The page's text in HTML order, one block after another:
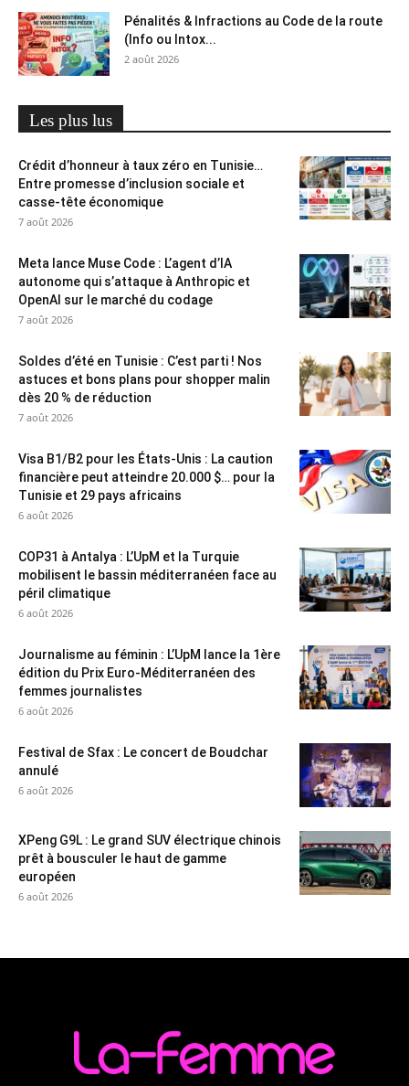
Pénalités & Infractions au Code de la route
(Info ou Intox...
2 août 2026
Les plus lus
Crédit d’honneur à taux zéro en Tunisie…
Entre promesse d’inclusion sociale et
casse-tête économique
7 août 2026
Meta lance Muse Code : L’agent d’IA
autonome qui s’attaque à Anthropic et
OpenAI sur le marché du codage
7 août 2026
Soldes d’été en Tunisie : C’est parti ! Nos
astuces et bons plans pour shopper malin
dès 20 % de réduction
7 août 2026
Visa B1/B2 pour les États-Unis : La caution
financière peut atteindre 20.000 $… pour la
Tunisie et 29 pays africains
6 août 2026
COP31 à Antalya : L’UpM et la Turquie
mobilisent le bassin méditerranéen face au
péril climatique
6 août 2026
Journalisme au féminin : L’UpM lance la 1ère
édition du Prix Euro-Méditerranéen des
femmes journalistes
6 août 2026
Festival de Sfax : Le concert de Boudchar
annulé
6 août 2026
XPeng G9L : Le grand SUV électrique chinois
prêt à bousculer le haut de gamme
européen
6 août 2026